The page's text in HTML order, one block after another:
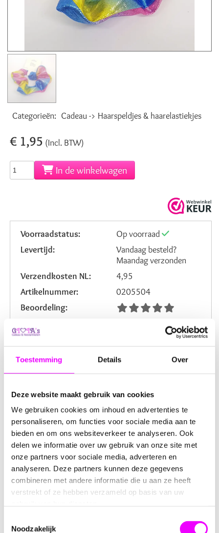
Toestemming Details Over
Deze website maakt gebruik van cookies
We gebruiken cookies om inhoud en advertenties te
personaliseren, om functies voor sociale media aan te
bieden en om ons websiteverkeer te analyseren. Ook
delen we informatie over uw gebruik van onze site met
onze partners voor sociale media, adverteren en
analyseren. Deze partners kunnen deze gegevens
combineren met andere informatie die u aan ze heeft
verstrekt of ze hebben verzameld op basis van uw
Noodzakelijk
Categorieën: Cadeau -> Haarspeldjes & haarelastiekjes
€ 1,95 (Incl. BTW)
In de winkelwagen
Voorraadstatus:
Op voorraad
Levertijd:
Vandaag besteld?
Maandag verzonden
Verzendkosten NL:
4,95
Artikelnummer:
0205504
Beoordeling:
Scrunchie in Regenboogkleuren:
De scrunchieis weer helemaal terug van weggeweest!
Voeg een vleugje kleur en stijl toe aan je kapsel met deze
prachtige scrunchie in regenboogkleuren. Ideaal voor
zowel dagelijks gebruik als speciale gelegenheden.
Productdetails
Kleuren:Roze, Blauw en Geel
Materiaal:Zacht en duurzaam elastiek, omhuld
Gebruik:
Perfect voor paardenstaarten, hoge